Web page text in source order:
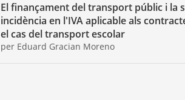
El finançament del transport públic i la
incidència en l'IVA aplicable als
el cas del transport escolar
per Eduard Gracian Moreno